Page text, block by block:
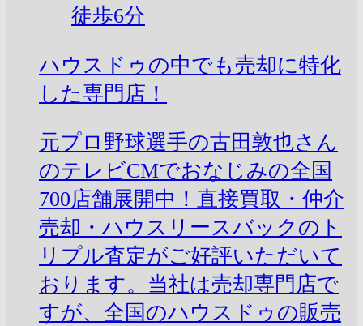
徒歩6分
ハウスドゥの中でも売却に特化
した専門店！
元プロ野球選手の古田敦也さん
のテレビCMでおなじみの全国
700店舗展開中！直接買取・仲介
売却・ハウスリースバックのト
リプル査定がご好評いただいて
おります。当社は売却専門店で
すが、全国のハウスドゥの販売